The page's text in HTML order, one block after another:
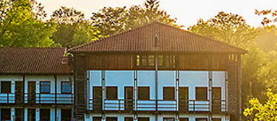
eine Wahl zu treffen.